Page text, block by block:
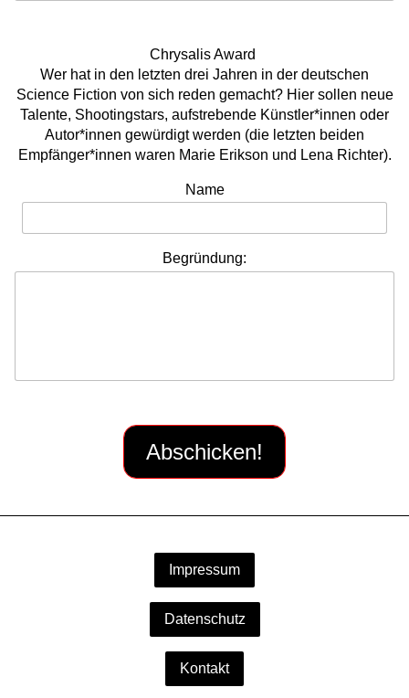
Chrysalis Award
Wer hat in den letzten drei Jahren in der deutschen
Science Fiction von sich reden gemacht? Hier sollen neue
Talente, Shootingstars, aufstrebende Künstler*innen oder
Autor*innen gewürdigt werden (die letzten beiden
Empfänger*innen waren Marie Erikson und Lena Richter).
Name
Begründung:
Abschicken!
Impressum
Datenschutz
Kontakt